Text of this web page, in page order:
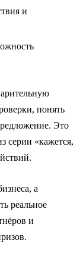
и
понять
Это
серии «кажется,
а
реальное
и